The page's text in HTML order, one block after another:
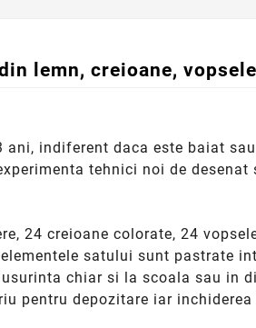
lemn, creioane,
indiferent daca este baiat
tehnici noi de desenat
24 creioane colorate, 24
satului sunt pastrate
chiar si la scoala sau in
pentru depozitare iar